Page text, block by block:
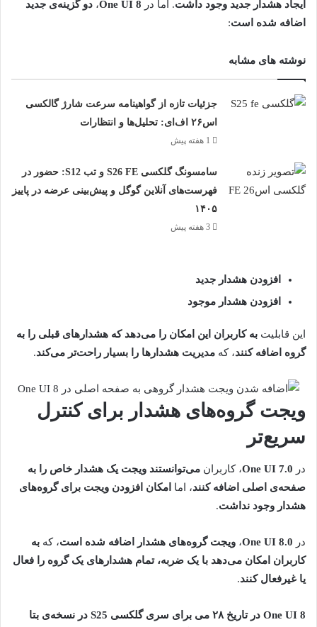
ایجاد هشدار جدید وجود داشت. اما در One UI 8، دو گزینه‌ی جدید
اضافه شده است:
نوشته های مشابه
جزئیات تازه از گواهینامه سرعت شارژ گالکسی
اس۲۶ اف‌ای: تحلیل‌ها و انتظارات
1 هفته پیش
سامسونگ گلکسی S26 FE و تب S12: حضور در
فهرست‌های آنلاین گوگل و پیش‌بینی عرضه در پاییز
۱۴۰۵
3 هفته پیش
افزودن هشدار جدید
افزودن هشدار موجود
این قابلیت به کاربران این امکان را می‌دهد که هشدارهای قبلی را به
گروه اضافه کنند، که مدیریت هشدارها را بسیار راحت‌تر می‌کند.
ویجت گروه‌های هشدار برای کنترل
سریع‌تر
در One UI 7.0، کاربران می‌توانستند ویجت یک هشدار خاص را به
صفحه‌ی اصلی اضافه کنند، اما امکان افزودن ویجت برای گروه‌های
هشدار وجود نداشت.
در One UI 8.0، ویجت گروه‌های هشدار اضافه شده است، که به
کاربران امکان می‌دهد با یک ضربه، تمام هشدارهای یک گروه را فعال
یا غیرفعال کنند.
One UI 8 در تاریخ ۲۸ می برای سری گلکسی S25 در نسخه‌ی بتا